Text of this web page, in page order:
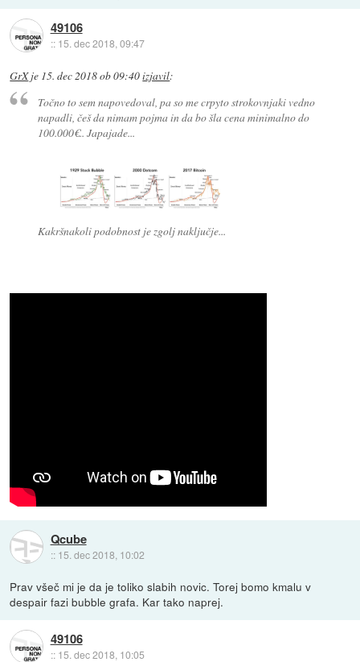
49106
:: 15. dec 2018, 09:47
GrXje 15. dec 2018 ob 09:40izjavil:
Točno to sem napovedoval, pa so me crpyto strokovnjaki vedno
napadli, češ da nimam pojma in da bo šla cena minimalno do
100.000€.. Japajade...
Kakršnakoli podobnost je zgolj naključje...
Qcube
:: 15. dec 2018, 10:02
Prav všeč mi je da je toliko slabih novic. Torej bomo kmalu v
despair fazi bubble grafa. Kar tako naprej.
49106
:: 15. dec 2018, 10:05